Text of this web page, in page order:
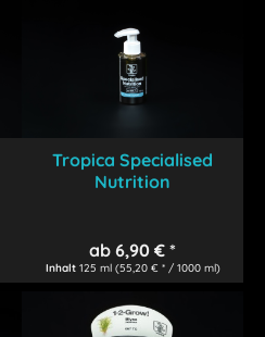
Tropica Specialised
Nutrition
ab 6,90 € *
Inhalt 125 ml (55,20 € * / 1000 ml)